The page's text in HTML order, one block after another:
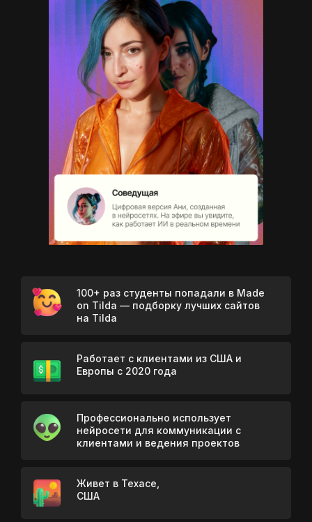
100+ раз студенты попадали в Made
on Tilda — подборку лучших сайтов
на Tilda
Работает с клиентами из США и
Европы с 2020 года
Профессионально использует
нейросети для коммуникации с
клиентами и ведения проектов
Живет в Техасе,
США